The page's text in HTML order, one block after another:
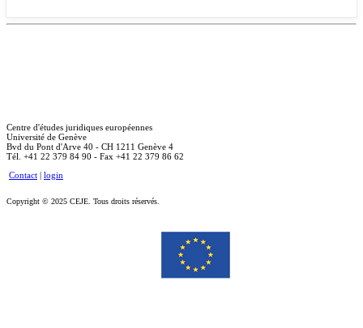
Centre d'études juridiques européennes
Université de Genève
Bvd du Pont d'Arve 40 - CH 1211 Genève 4
Tél. +41 22 379 84 90 - Fax +41 22 379 86 62
Contact | login
Copyright © 2025 CEJE. Tous droits réservés.